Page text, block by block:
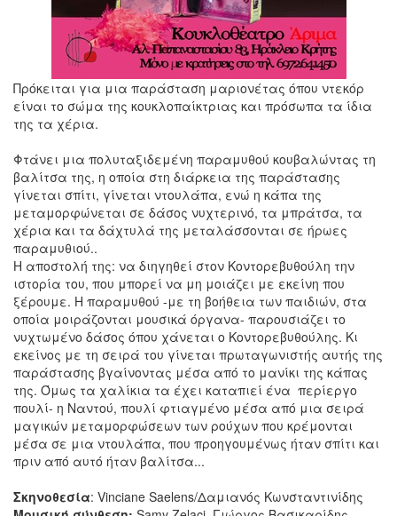
Πρόκειται για μια παράσταση μαριονέτας όπου ντεκόρ
είναι το σώμα της κουκλοπαίκτριας και πρόσωπα τα ίδια
της τα χέρια.
Φτάνει μια πολυταξιδεμένη παραμυθού κουβαλώντας τη
βαλίτσα της, η οποία στη διάρκεια της παράστασης
γίνεται σπίτι, γίνεται ντουλάπα, ενώ η κάπα της
μεταμορφώνεται σε δάσος νυχτερινό, τα μπράτσα, τα
χέρια και τα δάχτυλά της μεταλάσσονται σε ήρωες
παραμυθιού..
Η αποστολή της: να διηγηθεί στον Κοντορεβυθούλη την
ιστορία του, που μπορεί να μη μοιάζει με εκείνη που
ξέρουμε. Η παραμυθού -με τη βοήθεια των παιδιών, στα
οποία μοιράζονται μουσικά όργανα- παρουσιάζει το
νυχτωμένο δάσος όπου χάνεται ο Κοντορεβυθούλης. Κι
εκείνος με τη σειρά του γίνεται πρωταγωνιστής αυτής της
παράστασης βγαίνοντας μέσα από το μανίκι της κάπας
της. Όμως τα χαλίκια τα έχει καταπιεί ένα περίεργο
πουλί- η Ναντού, πουλί φτιαγμένο μέσα από μια σειρά
μαγικών μεταμορφώσεων των ρούχων που κρέμονται
μέσα σε μια ντουλάπα, που προηγουμένως ήταν σπίτι και
πριν από αυτό ήταν βαλίτσα...
Σκηνοθεσία: Vinciane Saelens/Δαμιανός Κωνσταντινίδης